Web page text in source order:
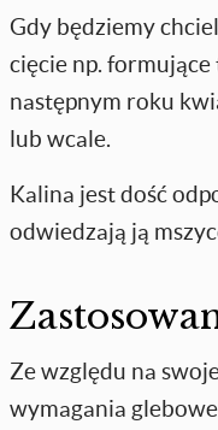
Gdy będziemy
cięcie np. formujące
następnym roku
lub wcale.
Kalina jest dość
odwiedzają ją
Ze względu na
wymagania